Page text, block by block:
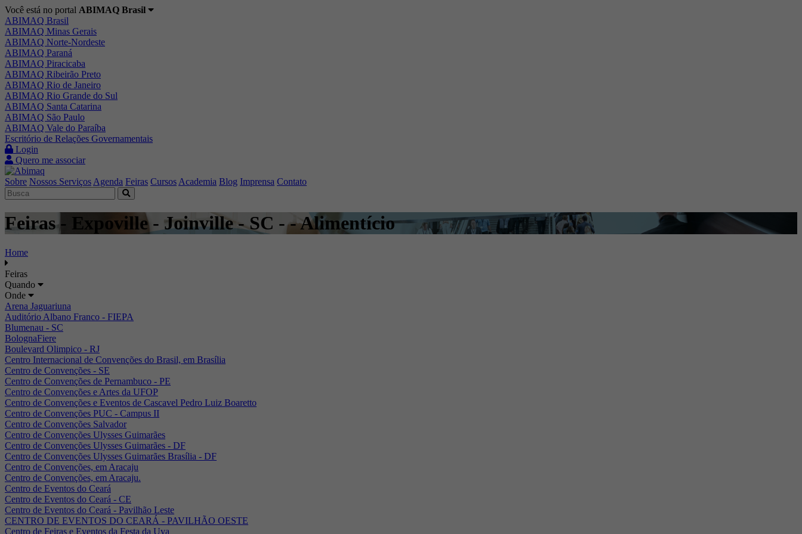
Você está no portal ABIMAQ Brasil
ABIMAQ Brasil
ABIMAQ Minas Gerais
ABIMAQ Norte-Nordeste
ABIMAQ Paraná
ABIMAQ Piracicaba
ABIMAQ Ribeirão Preto
ABIMAQ Rio de Janeiro
ABIMAQ Rio Grande do Sul
ABIMAQ Santa Catarina
ABIMAQ São Paulo
ABIMAQ Vale do Paraíba
Escritório de Relações Governamentais
Login
Quero me associar
Sobre Nossos Serviços Agenda Feiras Cursos Academia Blog Imprensa Contato
Feiras - Expoville - Joinville - SC - - Alimentício
Home
Feiras
Quando
Onde
Arena Jaguariuna
Auditório Albano Franco - FIEPA
Blumenau - SC
BolognaFiere
Boulevard Olimpico - RJ
Centro Internacional de Convenções do Brasil, em Brasília
Centro de Convenções - SE
Centro de Convenções de Pernambuco - PE
Centro de Convenções e Artes da UFOP
Centro de Convenções e Eventos de Cascavel Pedro Luiz Boaretto
Centro de Convenções PUC - Campus II
Centro de Convenções Salvador
Centro de Convenções Ulysses Guimarães
Centro de Convenções Ulysses Guimarães - DF
Centro de Convenções Ulysses Guimarães Brasília - DF
Centro de Convenções, em Aracaju
Centro de Convenções, em Aracaju.
Centro de Eventos do Ceará
Centro de Eventos do Ceará - CE
Centro de Eventos do Ceará - Pavilhão Leste
CENTRO DE EVENTOS DO CEARÁ - PAVILHÃO OESTE
Centro de Feiras e Eventos da Festa da Uva